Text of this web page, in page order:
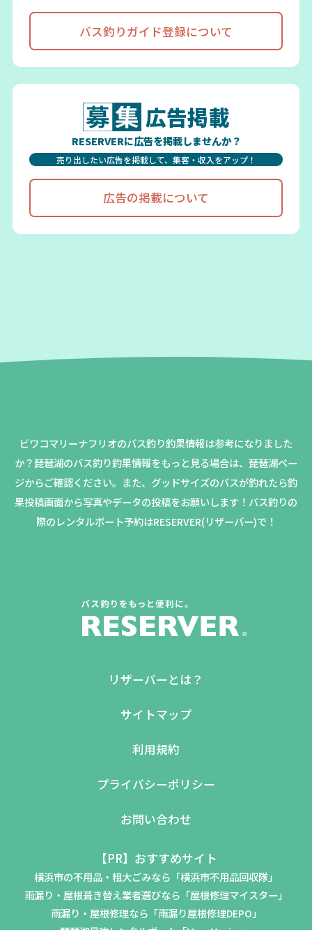
バス釣りガイド登録について
広告掲載
RESERVERに広告を掲載しませんか？
売り出したい広告を掲載して、集客・収入をアップ！
広告の掲載について
ビワコマリーナフリオのバス釣り釣果情報は参考になりました
か？琵琶湖のバス釣り釣果情報をもっと見る場合は、琵琶湖ペー
ジからご確認ください。 また、グッドサイズのバスが釣れたら釣
果投稿画面から写真やデータの投稿をお願いします！バス釣りの
際のレンタルボート予約はRESERVER(リザーバー)で！
リザーバーとは？
サイトマップ
利用規約
プライバシーポリシー
お問い合わせ
【PR】おすすめサイト
横浜市の不用品・粗大ごみなら「横浜市不用品回収隊」
雨漏り・屋根葺き替え業者選びなら「屋根修理マイスター」
雨漏り・屋根修理なら「雨漏り屋根修理DEPO」